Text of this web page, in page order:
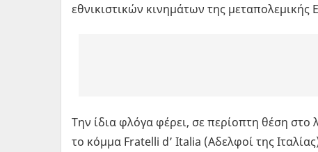
εθνικιστικών κινημάτων της
Την ίδια φλόγα φέρει, σε περίοπτη θέση
το κόμμα Fratelli d’ Italia (Αδελφοί της